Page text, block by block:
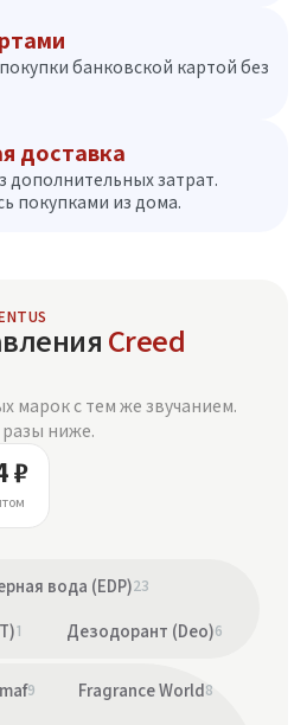
банковской картой без
доставка
дополнительных затрат.
покупками из дома.
Creed
марок с тем же звучанием.
ниже.
₽
вода (EDP)23
1 Дезодорант (Deo)6
9 Fragrance World 8